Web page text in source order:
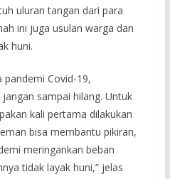
uluran tangan dari para
ini juga usulan warga dan
huni.
pandemi Covid-19,
sampai hilang. Untuk
kali pertama dilakukan
bisa membantu pikiran,
meringankan beban
tidak layak huni,” jelas